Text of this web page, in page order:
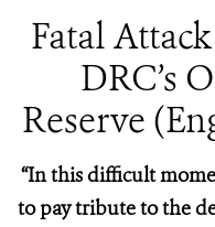
Fatal
DRC’s
Reserve
“In this difficult
to pay tribute to the